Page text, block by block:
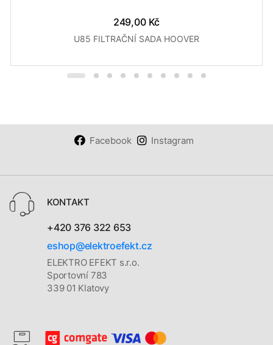
249,00 Kč
U85 FILTRAČNÍ SADA HOOVER
Facebook Instagram
KONTAKT
+420 376 322 653
eshop@elektroefekt.cz
ELEKTRO EFEKT s.r.o.
Sportovní 783
339 01 Klatovy